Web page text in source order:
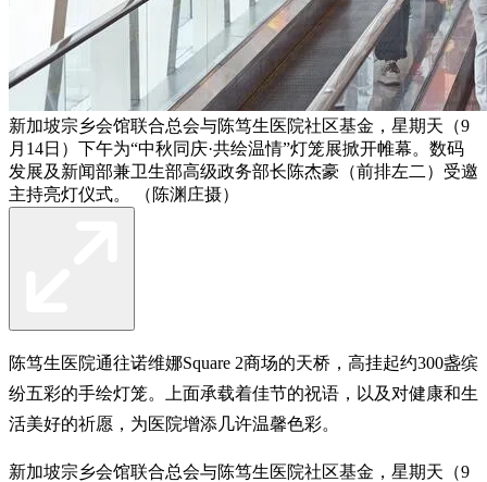
新加坡宗乡会馆联合总会与陈笃生医院社区基金，星期天（9
月14日）下午为“中秋同庆·共绘温情”灯笼展掀开帷幕。数码
发展及新闻部兼卫生部高级政务部长陈杰豪（前排左二）受邀
主持亮灯仪式。 （陈渊庄摄）
陈笃生医院通往诺维娜Square 2商场的天桥，高挂起约300盏缤
纷五彩的手绘灯笼。上面承载着佳节的祝语，以及对健康和生
活美好的祈愿，为医院增添几许温馨色彩。
新加坡宗乡会馆联合总会与陈笃生医院社区基金，星期天（9